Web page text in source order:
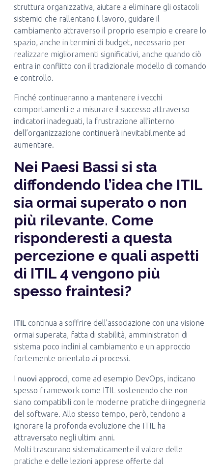
struttura organizzativa, aiutare a eliminare gli ostacoli
sistemici che rallentano il lavoro, guidare il
cambiamento attraverso il proprio esempio e creare lo
spazio, anche in termini di budget, necessario per
realizzare miglioramenti significativi, anche quando ciò
entra in conflitto con il tradizionale modello di comando
e controllo.
Finché continueranno a mantenere i vecchi
comportamenti e a misurare il successo attraverso
indicatori inadeguati, la frustrazione all’interno
dell’organizzazione continuerà inevitabilmente ad
aumentare.
Nei Paesi Bassi si sta
diffondendo l’idea che ITIL
sia ormai superato o non
più rilevante. Come
risponderesti a questa
percezione e quali aspetti
di ITIL 4 vengono più
spesso fraintesi?
ITIL continua a soffrire dell’associazione con una visione
ormai superata, fatta di stabilità, amministratori di
sistema poco inclini al cambiamento e un approccio
fortemente orientato ai processi.
I nuovi approcci, come ad esempio DevOps, indicano
spesso framework come ITIL sostenendo che non
siano compatibili con le moderne pratiche di ingegneria
del software. Allo stesso tempo, però, tendono a
ignorare la profonda evoluzione che ITIL ha
attraversato negli ultimi anni.
Molti trascurano sistematicamente il valore delle
pratiche e delle lezioni apprese offerte dal